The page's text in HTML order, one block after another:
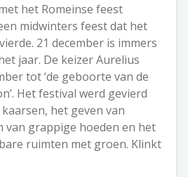
het Romeinse feest
midwinters feest dat het
21 december is immers
jaar. De keizer Aurelius
tot ‘de geboorte van de
Het festival werd gevierd
het geven van
van grappige hoeden en het
ruimten met groen. Klinkt